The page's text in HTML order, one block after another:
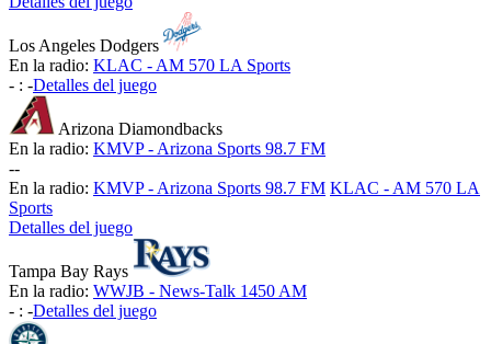
Los Angeles Dodgers
En la radio: KLAC - AM 570 LA Sports
- : -Detalles del juego
Arizona Diamondbacks
En la radio: KMVP - Arizona Sports 98.7 FM
--
En la radio: KMVP - Arizona Sports 98.7 FM KLAC - AM 570 LA
Sports
Detalles del juego
Tampa Bay Rays
En la radio: WWJB - News-Talk 1450 AM
- : -Detalles del juego